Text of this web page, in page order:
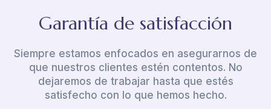
Garantía de satisfacción
Siempre estamos enfocados en asegurarnos de
que nuestros clientes estén contentos. No
dejaremos de trabajar hasta que estés
satisfecho con lo que hemos hecho.